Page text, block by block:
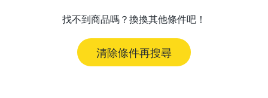
找不到商品嗎？換換其他條件吧！
清除條件再搜尋